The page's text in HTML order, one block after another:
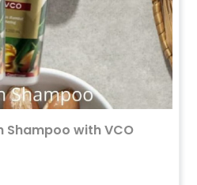
Shampoo with VCO